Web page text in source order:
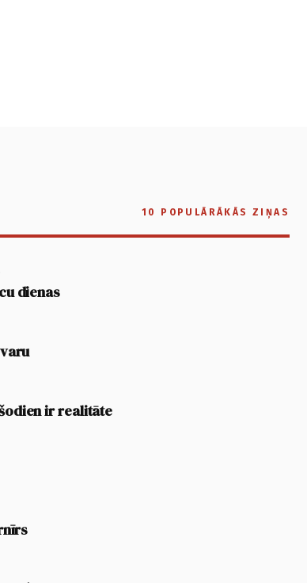
10 POPULĀRĀKĀS ZIŅAS
dienas
ir realitāte